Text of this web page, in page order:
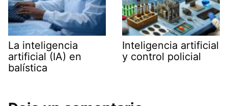
La inteligencia
artificial (IA) en
balística
Inteligencia artificial
y control policial